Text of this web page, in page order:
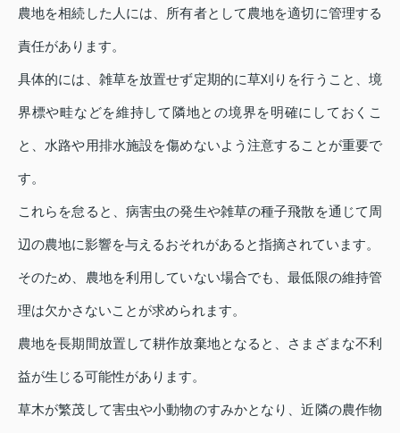
農地を相続した人には、所有者として農地を適切に管理する
責任があります。
具体的には、雑草を放置せず定期的に草刈りを行うこと、境
界標や畦などを維持して隣地との境界を明確にしておくこ
と、水路や用排水施設を傷めないよう注意することが重要で
す。
これらを怠ると、病害虫の発生や雑草の種子飛散を通じて周
辺の農地に影響を与えるおそれがあると指摘されています。
そのため、農地を利用していない場合でも、最低限の維持管
理は欠かさないことが求められます。
農地を長期間放置して耕作放棄地となると、さまざまな不利
益が生じる可能性があります。
草木が繁茂して害虫や小動物のすみかとなり、近隣の農作物